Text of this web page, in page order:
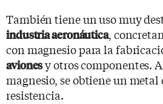
También tiene un uso muy
industria aeronáutica,
con magnesio para la
avionesy otros componentes.
magnesio, se obtiene un
resistencia.